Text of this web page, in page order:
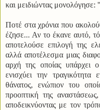
και μειδιώντας
Ποτέ στα χρόνια που
έζησε... Αν το έκανε αυτό,
αποτελούσε επιλογή της
αλλά αποτέλεσμα μιας
αρχή της οποίας
ενισχύει την
θάνατος, ενώπιον του
προοπτική της
αποδεικνύοντας με τον